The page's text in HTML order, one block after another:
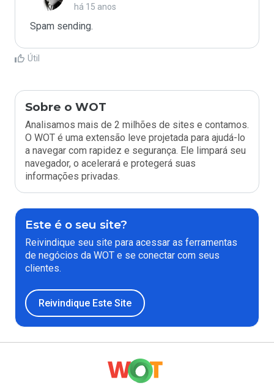
há 15 anos
Spam sending.
Útil
Sobre o WOT
Analisamos mais de 2 milhões de sites e contamos.
O WOT é uma extensão leve projetada para ajudá-lo
a navegar com rapidez e segurança. Ele limpará seu
navegador, o acelerará e protegerá suas
informações privadas.
Este é o seu site?
Reivindique seu site para acessar as ferramentas
de negócios da WOT e se conectar com seus
clientes.
Reivindique Este Site